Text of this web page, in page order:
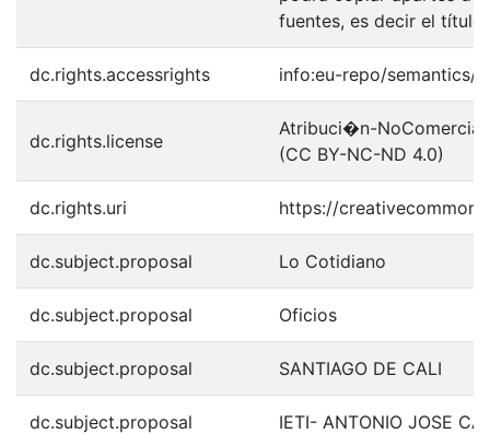
fuentes, es decir el
dc.rights.accessrights info:eu-repo/semantics/
dc.rights.license
Atribuci�n-
(CC BY-NC-ND 4.0)
dc.rights.uri https://
dc.subject.proposal Lo Cotidiano
dc.subject.proposal Oficios
dc.subject.proposal SANTIAGO DE CALI
dc.subject.proposal IETI- ANTONIO JOSE